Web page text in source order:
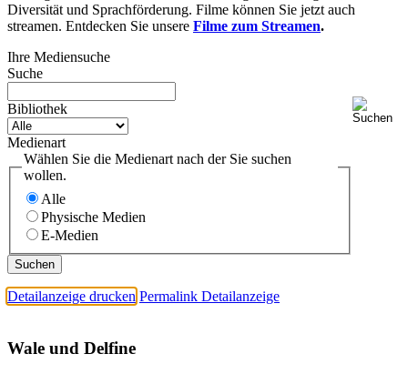
Diversität und Sprachförderung. Filme können Sie jetzt auch
streamen. Entdecken Sie unsere Filme zum Streamen.
Ihre Mediensuche
Suche
Bibliothek
Medienart
Wählen Sie die Medienart nach der Sie suchen
wollen.
Alle
Physische Medien
E-Medien
Detailanzeige drucken Permalink Detailanzeige
Wale und Delfine